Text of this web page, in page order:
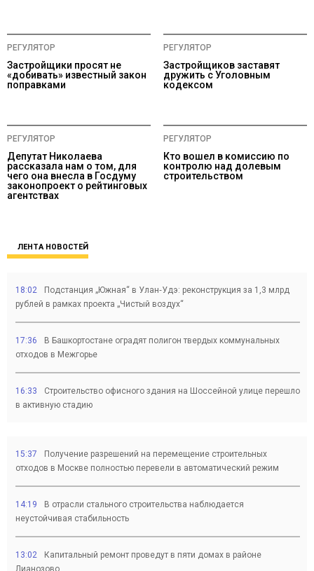
РЕГУЛЯТОР
Застройщики просят не
«добивать» известный закон
поправками
РЕГУЛЯТОР
Застройщиков заставят
дружить с Уголовным
кодексом
РЕГУЛЯТОР
Депутат Николаева
рассказала нам о том, для
чего она внесла в Госдуму
законопроект о рейтинговых
агентствах
РЕГУЛЯТОР
Кто вошел в комиссию по
контролю над долевым
строительством
ЛЕНТА НОВОСТЕЙ
18:02
Подстанция „Южная“ в Улан‑Удэ: реконструкция за 1,3 млрд
рублей в рамках проекта „Чистый воздух“
17:36
В Башкортостане оградят полигон твердых коммунальных
отходов в Межгорье
16:33
Строительство офисного здания на Шоссейной улице перешло
в активную стадию
15:37
Получение разрешений на перемещение строительных
отходов в Москве полностью перевели в автоматический режим
14:19
В отрасли стального строительства наблюдается
неустойчивая стабильность
13:02
Капитальный ремонт проведут в пяти домах в районе
Лианозово